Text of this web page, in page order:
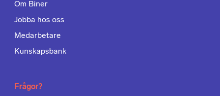
Om Biner
Jobba hos oss
Medarbetare
Kunskapsbank
Frågor?